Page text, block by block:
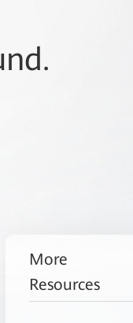
More
Resources